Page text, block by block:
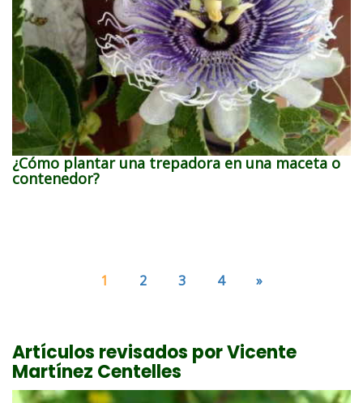
¿Cómo plantar una trepadora en una maceta o
contenedor?
1 2 3 4 »
Artículos revisados por Vicente
Martínez Centelles